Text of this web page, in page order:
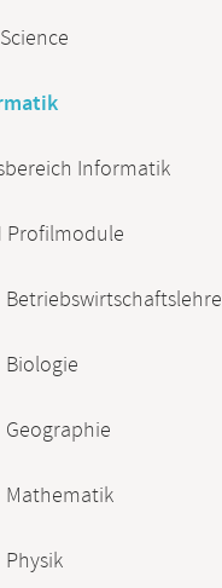
Informatik
Profilmodule
Betriebswirtschaftslehre
Biologie
Mathematik